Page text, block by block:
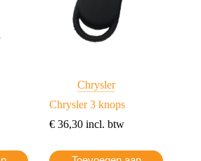
Chrysler
Chrysler 3 knops
€ 36,30 incl. btw